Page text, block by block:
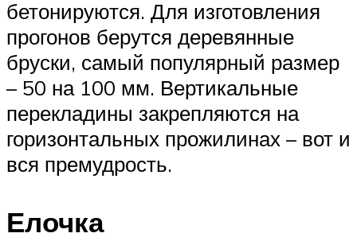
бетонируются. Для изготовления
прогонов берутся деревянные
бруски, самый популярный размер
– 50 на 100 мм. Вертикальные
перекладины закрепляются на
горизонтальных прожилинах – вот и
вся премудрость.
Елочка